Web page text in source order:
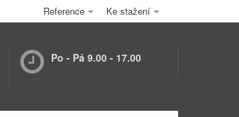
Reference Ke stažení
Po - Pá 9.00 - 17.00